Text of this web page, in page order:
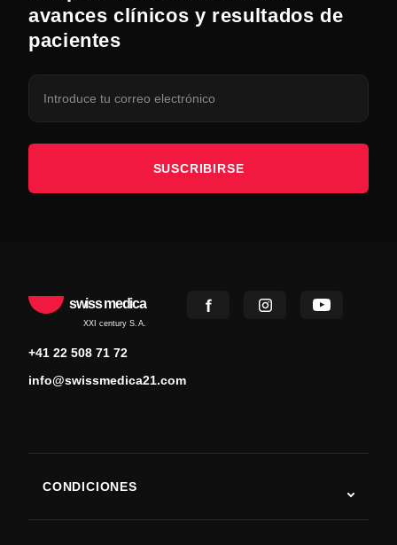
avances clínicos y resultados de
pacientes
SUSCRIBIRSE
swiss medica
XXI century S.A.
+41 22 508 71 72
info@swissmedica21.com
CONDICIONES